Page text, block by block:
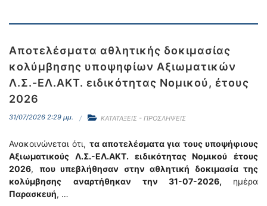
Αποτελέσματα αθλητικής δοκιμασίας
κολύμβησης υποψηφίων Αξιωματικών
Λ.Σ.-ΕΛ.ΑΚΤ. ειδικότητας Νομικού, έτους
2026
31/07/2026 2:29 μμ. ΚΑΤΑΤΑΞΕΙΣ - ΠΡΟΣΛΗΨΕΙΣ
Ανακοινώνεται ότι, τα αποτελέσματα για τους υποψήφιους
Αξιωματικούς Λ.Σ.-ΕΛ.ΑΚΤ. ειδικότητας Νομικού
έτους
2026, που υπεβλήθησαν στην αθλητική δοκιμασία της
κολύμβησης
αναρτήθηκαν την 31-07-2026, ημέρα
Παρασκευή, …